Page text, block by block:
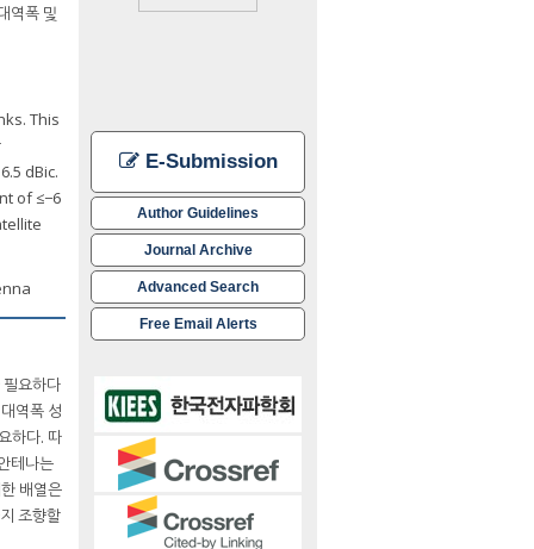
E-Submission
Author Guidelines
Journal Archive
Advanced Search
Free Email Alerts
역폭 및
This
dBic.
of ≤−6
요하다
역폭 성
하다. 따
테나는
배열은
조향할